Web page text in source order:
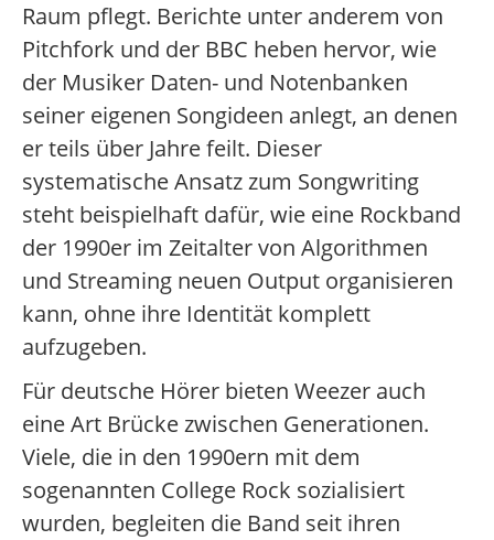
Raum pflegt. Berichte unter anderem von
Pitchfork und der BBC heben hervor, wie
der Musiker Daten- und Notenbanken
seiner eigenen Songideen anlegt, an denen
er teils über Jahre feilt. Dieser
systematische Ansatz zum Songwriting
steht beispielhaft dafür, wie eine Rockband
der 1990er im Zeitalter von Algorithmen
und Streaming neuen Output organisieren
kann, ohne ihre Identität komplett
aufzugeben.
Für deutsche Hörer bieten Weezer auch
eine Art Brücke zwischen Generationen.
Viele, die in den 1990ern mit dem
sogenannten College Rock sozialisiert
wurden, begleiten die Band seit ihren